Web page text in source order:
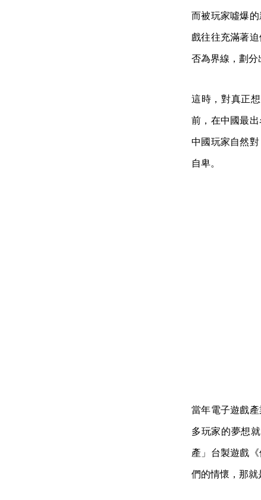
而被玩家噓爆
戲往往充滿著
否為界線，劃分
這時，對真正
前，在中國最
中國玩家自然
自卑。
當年電子遊戲
多玩家的夢想
產」台製遊戲
們的情懷，那就